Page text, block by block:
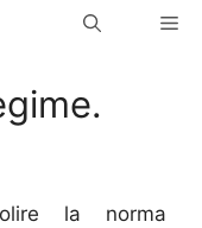
la norma